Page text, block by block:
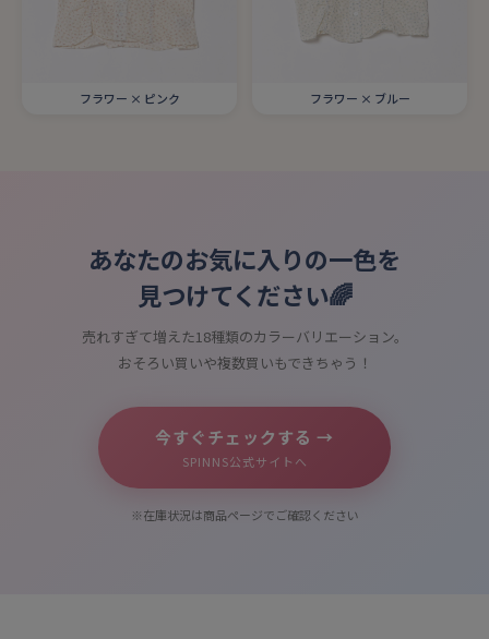
フラワー × ピンク フラワー × ブルー
あなたのお気に入りの一色を
見つけてください🌈
売れすぎて増えた18種類のカラーバリエーション。
おそろい買いや複数買いもできちゃう！
今すぐチェックする →
SPINNS公式サイトへ
※在庫状況は商品ページでご確認ください